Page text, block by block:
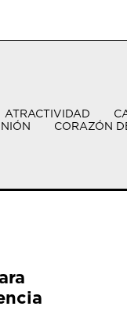
ATRACTIVIDAD
CORAZÓN